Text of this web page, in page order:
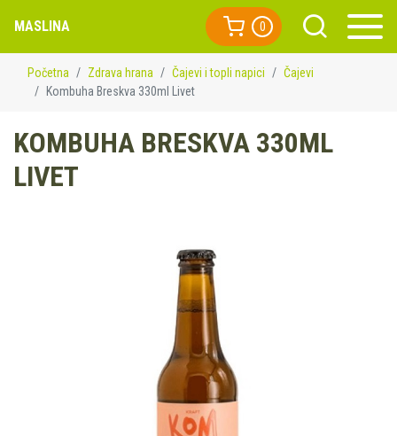
MASLINA 0
Početna Zdrava hrana Čajevi i topli napici
Čajevi
Kombuha Breskva 330ml Livet
KOMBUHA BRESKVA 330ML
LIVET